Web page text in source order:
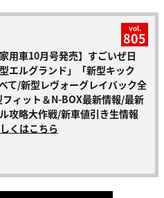
vol.
805
家用車10月号発売】すごいぜ日
エルグランド」「新型キック
て/新型レヴォーグレイバック全
ィット＆N-BOX最新情報/最新
攻略大作戦/新車値引き生情報
くはこちら